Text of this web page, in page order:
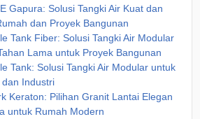
Gapura: Solusi Tangki Air Kuat dan
dan Proyek Bangunan
Tank Fiber: Solusi Tangki Air Modular
Lama untuk Proyek Bangunan
Tank: Solusi Tangki Air Modular untuk
Industri
Keraton: Pilihan Granit Lantai Elegan
untuk Rumah Modern